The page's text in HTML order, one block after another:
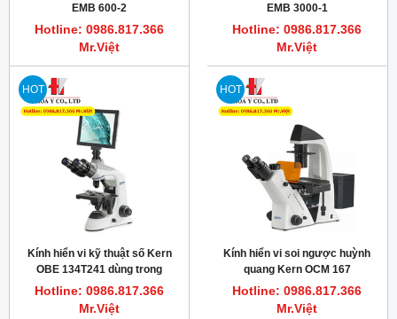
EMB 600-2
Hotline: 0986.817.366
Mr.Việt
EMB 3000-1
Hotline: 0986.817.366
Mr.Việt
HOT
Kính hiển vi kỹ thuật số Kern
OBE 134T241 dùng trong
trường học
Hotline: 0986.817.366
Mr.Việt
HOT
Kính hiển vi soi ngược huỳnh
quang Kern OCM 167
Hotline: 0986.817.366
Mr.Việt